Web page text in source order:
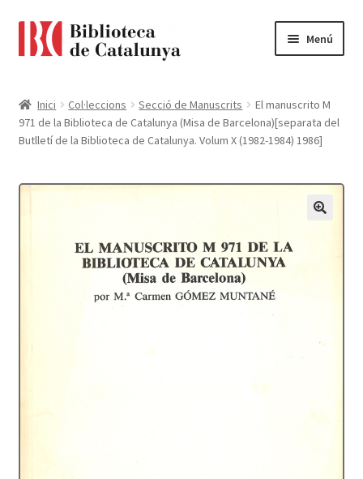
Menú
Accessibilitat
Finalitzar compra
Inici Col·leccions Secció de Manuscrits
El manuscrito M
971 de la Biblioteca de Catalunya (Misa de Barcelona)[separata del
Butlletí de la Biblioteca de Catalunya. Volum X (1982-1984) 1986]